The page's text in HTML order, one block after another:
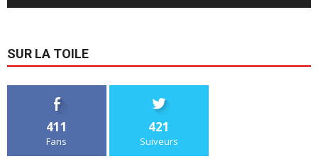
SUR LA TOILE
411
Fans
421
Suiveurs